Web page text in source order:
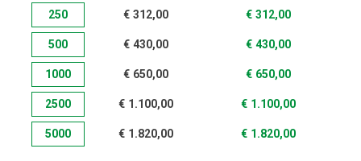
250 € 312,00 € 312,00
500 € 430,00 € 430,00
1000 € 650,00 € 650,00
2500 € 1.100,00 € 1.100,00
5000 € 1.820,00 € 1.820,00